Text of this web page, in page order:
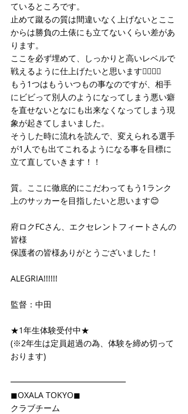
ているところです。
止めて蹴るの質は間違いなく上げないとここ
からは勝負の土俵にも立てないくらい差があ
ります。
ここを必ず埋めて、しっかりと高いレベルで
戦えるように仕上げたいと思います✊🏻✊🏻
もう1つはもういつもの事なのですが、相手
にビビって別人のようになってしまう悪い癖
を直せないとなにも出来なくなってしまう現
象が起きてしまいました。
そうした時に流れを読んで、変えられる選手
が1人でも出てこれるようになる事を目標に
立て直していきます！！
質。ここに徹底的にこだわってもう1ランク
上のサッカーを目指したいと思います😊
府ロクFCさん、エクセレントフィートさんの
皆様
保護者の皆様ありがとうございました！
ALEGRIA!!!!!!
監督：中田
★1年生体験受付中★
(※2年生は定員超過の為、体験を締め切って
おります)
━━━━━━━━━━━━━━
◼OXALA TOKYO◼
クラブチーム